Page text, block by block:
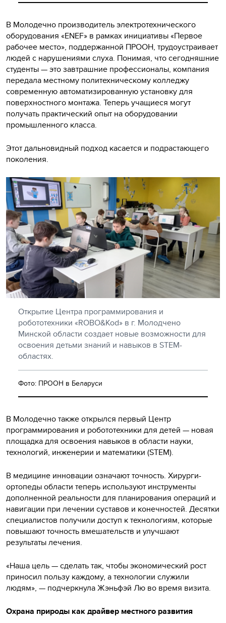
В Молодечно производитель электротехнического
оборудования «ENEF» в рамках инициативы «Первое
рабочее место», поддержанной ПРООН, трудоустраивает
людей с нарушениями слуха. Понимая, что сегодняшние
студенты — это завтрашние профессионалы, компания
передала местному политехническому колледжу
современную автоматизированную установку для
поверхностного монтажа. Теперь учащиеся могут
получать практический опыт на оборудовании
промышленного класса.
Этот дальновидный подход касается и подрастающего
поколения.
Открытие Центра программирования и
робототехники «ROBO&Kod» в г. Молодчено
Минской области создает новые возможности для
освоения детьми знаний и навыков в STEM-
областях.
Фото: ПРООН в Беларуси
В Молодечно также открылся первый Центр
программирования и робототехники для детей — новая
площадка для освоения навыков в области науки,
технологий, инженерии и математики (STEM).
В медицине инновации означают точность. Хирурги-
ортопеды области теперь используют инструменты
дополненной реальности для планирования операций и
навигации при лечении суставов и конечностей. Десятки
специалистов получили доступ к технологиям, которые
повышают точность вмешательств и улучшают
результаты лечения.
«Наша цель — сделать так, чтобы экономический рост
приносил пользу каждому, а технологии служили
людям», — подчеркнула Жэньфэй Лю во время визита.
Охрана природы как драйвер местного развития